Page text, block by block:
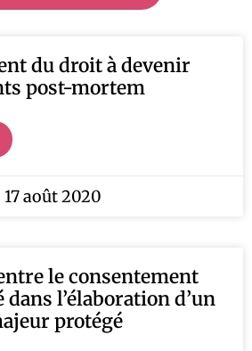
du droit à devenir
post-mortem
17 août 2020
le consentement
dans l’élaboration d’un
protégé